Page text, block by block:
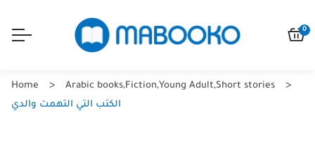
0
Home Arabic books,Fiction,Young Adult,Short stories
الكتب التي التهمت والدي